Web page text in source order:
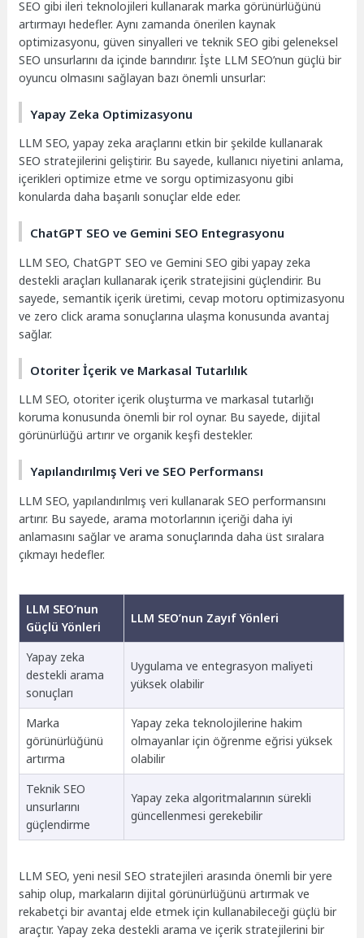
SEO gibi ileri teknolojileri kullanarak marka görünürlüğünü
artırmayı hedefler. Aynı zamanda önerilen kaynak
optimizasyonu, güven sinyalleri ve teknik SEO gibi geleneksel
SEO unsurlarını da içinde barındırır. İşte LLM SEO’nun güçlü bir
oyuncu olmasını sağlayan bazı önemli unsurlar:
Yapay Zeka Optimizasyonu
LLM SEO, yapay zeka araçlarını etkin bir şekilde kullanarak
SEO stratejilerini geliştirir. Bu sayede, kullanıcı niyetini anlama,
içerikleri optimize etme ve sorgu optimizasyonu gibi
konularda daha başarılı sonuçlar elde eder.
ChatGPT SEO ve Gemini SEO Entegrasyonu
LLM SEO, ChatGPT SEO ve Gemini SEO gibi yapay zeka
destekli araçları kullanarak içerik stratejisini güçlendirir. Bu
sayede, semantik içerik üretimi, cevap motoru optimizasyonu
ve zero click arama sonuçlarına ulaşma konusunda avantaj
sağlar.
Otoriter İçerik ve Markasal Tutarlılık
LLM SEO, otoriter içerik oluşturma ve markasal tutarlığı
koruma konusunda önemli bir rol oynar. Bu sayede, dijital
görünürlüğü artırır ve organik keşfi destekler.
Yapılandırılmış Veri ve SEO Performansı
LLM SEO, yapılandırılmış veri kullanarak SEO performansını
artırır. Bu sayede, arama motorlarının içeriği daha iyi
anlamasını sağlar ve arama sonuçlarında daha üst sıralara
çıkmayı hedefler.
LLM SEO’nun
Güçlü Yönleri
LLM SEO’nun Zayıf Yönleri
Yapay zeka
destekli arama
sonuçları
Uygulama ve entegrasyon maliyeti
yüksek olabilir
Marka
görünürlüğünü
artırma
Yapay zeka teknolojilerine hakim
olmayanlar için öğrenme eğrisi yüksek
olabilir
Teknik SEO
unsurlarını
güçlendirme
Yapay zeka algoritmalarının sürekli
güncellenmesi gerekebilir
LLM SEO, yeni nesil SEO stratejileri arasında önemli bir yere
sahip olup, markaların dijital görünürlüğünü artırmak ve
rekabetçi bir avantaj elde etmek için kullanabileceği güçlü bir
araçtır. Yapay zeka destekli arama ve içerik stratejilerini bir